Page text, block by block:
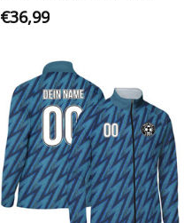
Personalisiertes
€36,99